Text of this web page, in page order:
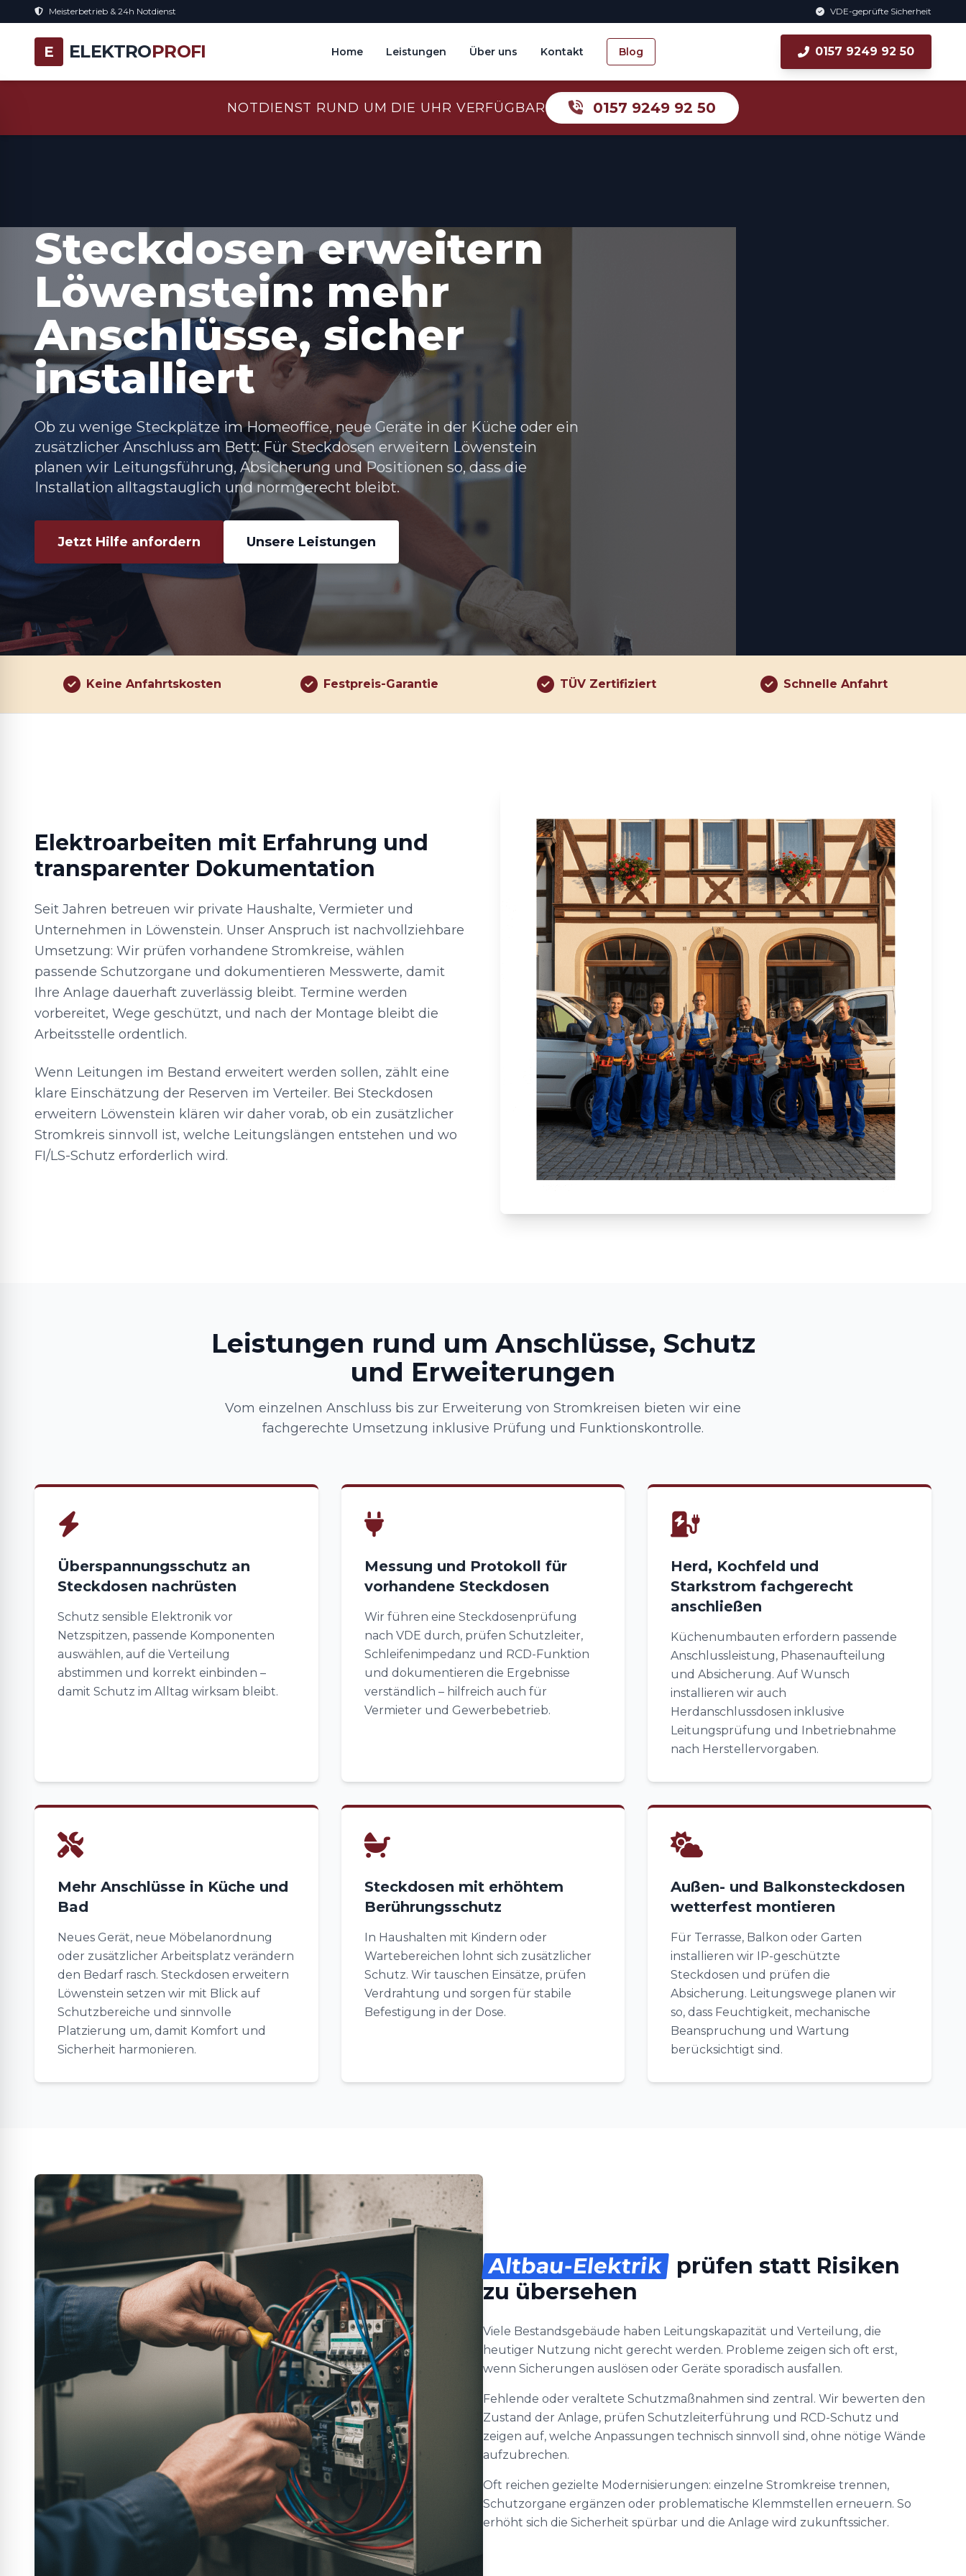
Meisterbetrieb & 24h Notdienst VDE-geprüfte Sicherheit
E ELEKTROPROFI Home Leistungen Über uns Kontakt Blog 0157 9249 92 50
NOTDIENST RUND UM DIE UHR VERFÜGBAR 0157 9249 92 50
Steckdosen erweitern
Löwenstein: mehr
Anschlüsse, sicher
installiert
Ob zu wenige Steckplätze im Homeoffice, neue Geräte in der Küche oder ein
zusätzlicher Anschluss am Bett: Für Steckdosen erweitern Löwenstein
planen wir Leitungsführung, Absicherung und Positionen so, dass die
Installation alltagstauglich und normgerecht bleibt.
Jetzt Hilfe anfordern Unsere Leistungen
Keine Anfahrtskosten Festpreis-Garantie TÜV Zertifiziert Schnelle Anfahrt
Elektroarbeiten mit Erfahrung und
transparenter Dokumentation
Seit Jahren betreuen wir private Haushalte, Vermieter und
Unternehmen in Löwenstein. Unser Anspruch ist nachvollziehbare
Umsetzung: Wir prüfen vorhandene Stromkreise, wählen
passende Schutzorgane und dokumentieren Messwerte, damit
Ihre Anlage dauerhaft zuverlässig bleibt. Termine werden
vorbereitet, Wege geschützt, und nach der Montage bleibt die
Arbeitsstelle ordentlich.
Wenn Leitungen im Bestand erweitert werden sollen, zählt eine
klare Einschätzung der Reserven im Verteiler. Bei Steckdosen
erweitern Löwenstein klären wir daher vorab, ob ein zusätzlicher
Stromkreis sinnvoll ist, welche Leitungslängen entstehen und wo
FI/LS-Schutz erforderlich wird.
Leistungen rund um Anschlüsse, Schutz
und Erweiterungen
Vom einzelnen Anschluss bis zur Erweiterung von Stromkreisen bieten wir eine
fachgerechte Umsetzung inklusive Prüfung und Funktionskontrolle.
Überspannungsschutz an
Steckdosen nachrüsten
Schutz sensible Elektronik vor
Netzspitzen, passende Komponenten
auswählen, auf die Verteilung
abstimmen und korrekt einbinden –
damit Schutz im Alltag wirksam bleibt.
Messung und Protokoll für
vorhandene Steckdosen
Wir führen eine Steckdosenprüfung
nach VDE durch, prüfen Schutzleiter,
Schleifenimpedanz und RCD-Funktion
und dokumentieren die Ergebnisse
verständlich – hilfreich auch für
Vermieter und Gewerbebetrieb.
Herd, Kochfeld und
Starkstrom fachgerecht
anschließen
Küchenumbauten erfordern passende
Anschlussleistung, Phasenaufteilung
und Absicherung. Auf Wunsch
installieren wir auch
Herdanschlussdosen inklusive
Leitungsprüfung und Inbetriebnahme
nach Herstellervorgaben.
Mehr Anschlüsse in Küche und
Bad
Neues Gerät, neue Möbelanordnung
oder zusätzlicher Arbeitsplatz verändern
den Bedarf rasch. Steckdosen erweitern
Löwenstein setzen wir mit Blick auf
Schutzbereiche und sinnvolle
Platzierung um, damit Komfort und
Sicherheit harmonieren.
Steckdosen mit erhöhtem
Berührungsschutz
In Haushalten mit Kindern oder
Wartebereichen lohnt sich zusätzlicher
Schutz. Wir tauschen Einsätze, prüfen
Verdrahtung und sorgen für stabile
Befestigung in der Dose.
Außen- und Balkonsteckdosen
wetterfest montieren
Für Terrasse, Balkon oder Garten
installieren wir IP-geschützte
Steckdosen und prüfen die
Absicherung. Leitungswege planen wir
so, dass Feuchtigkeit, mechanische
Beanspruchung und Wartung
berücksichtigt sind.
Altbau-Elektrik prüfen statt Risiken
zu übersehen
Viele Bestandsgebäude haben Leitungskapazität und Verteilung, die
heutiger Nutzung nicht gerecht werden. Probleme zeigen sich oft erst,
wenn Sicherungen auslösen oder Geräte sporadisch ausfallen.
Fehlende oder veraltete Schutzmaßnahmen sind zentral. Wir bewerten den
Zustand der Anlage, prüfen Schutzleiterführung und RCD-Schutz und
zeigen auf, welche Anpassungen technisch sinnvoll sind, ohne nötige Wände
aufzubrechen.
Oft reichen gezielte Modernisierungen: einzelne Stromkreise trennen,
Schutzorgane ergänzen oder problematische Klemmstellen erneuern. So
erhöht sich die Sicherheit spürbar und die Anlage wird zukunftssicher.